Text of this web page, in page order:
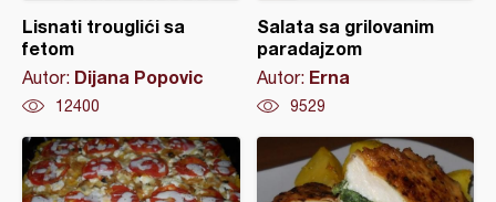
Lisnati trouglići sa
fetom
Autor: Dijana Popovic
12400
Salata sa grilovanim
paradajzom
Autor: Erna
9529